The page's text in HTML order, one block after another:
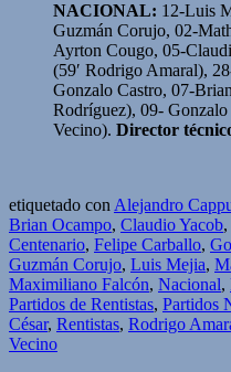
NACIONAL: 12-Luis
Guzmán Corujo, 02-
Ayrton Cougo, 05-
(59′ Rodrigo Amaral),
Gonzalo Castro, 07-
Rodríguez), 09-
Vecino). Director
etiquetado conAlejandro
Brian Ocampo, Claudio Yacob,
Centenario, Felipe Carballo,
Guzmán Corujo, Luis Mejia,
Maximiliano Falcón, Nacional,
Partidos de Rentistas, Partidos
César, Rentistas, Rodrigo
Vecino